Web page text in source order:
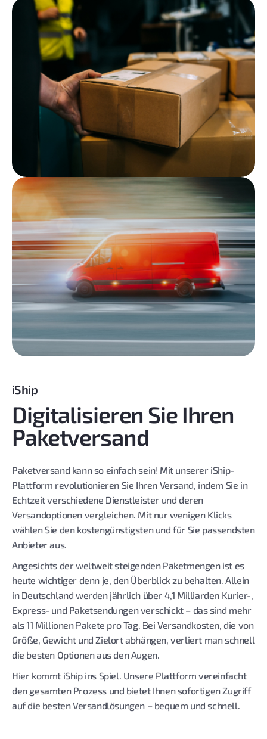
iShip
Digitalisieren Sie Ihren
Paketversand
Paketversand kann so einfach sein! Mit unserer iShip-
Plattform revolutionieren Sie Ihren Versand, indem Sie in
Echtzeit verschiedene Dienstleister und deren
Versandoptionen vergleichen. Mit nur wenigen Klicks
wählen Sie den kostengünstigsten und für Sie passendsten
Anbieter aus.
Angesichts der weltweit steigenden Paketmengen ist es
heute wichtiger denn je, den Überblick zu behalten. Allein
in Deutschland werden jährlich über 4,1 Milliarden Kurier-,
Express- und Paketsendungen verschickt – das sind mehr
als 11 Millionen Pakete pro Tag. Bei Versandkosten, die von
Größe, Gewicht und Zielort abhängen, verliert man schnell
die besten Optionen aus den Augen.
Hier kommt iShip ins Spiel. Unsere Plattform vereinfacht
den gesamten Prozess und bietet Ihnen sofortigen Zugriff
auf die besten Versandlösungen – bequem und schnell.